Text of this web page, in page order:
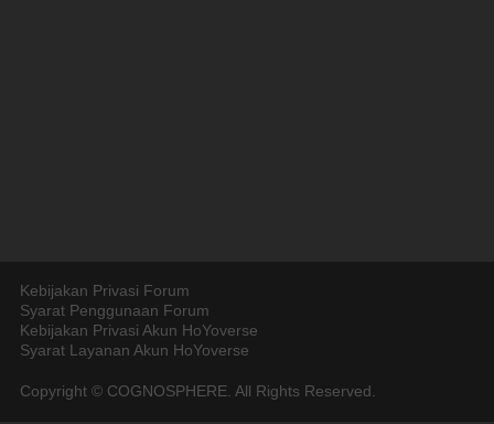
Kebijakan Privasi Forum
Syarat Penggunaan Forum
Kebijakan Privasi Akun HoYoverse
Syarat Layanan Akun HoYoverse
Copyright © COGNOSPHERE. All Rights Reserved.